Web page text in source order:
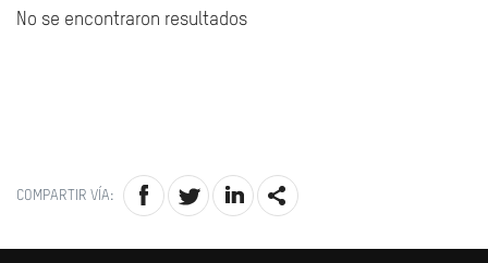
No se encontraron resultados
COMPARTIR VÍA: